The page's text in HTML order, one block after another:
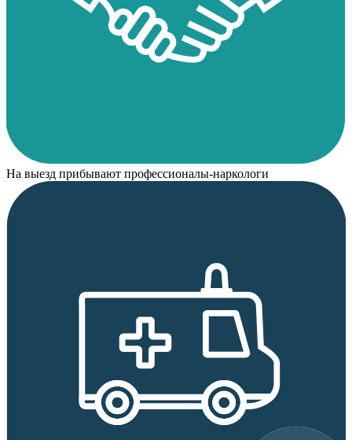
На выезд прибывают профессионалы-наркологи